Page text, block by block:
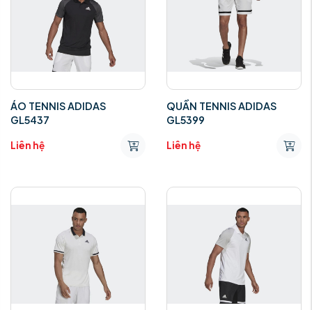
ÁO TENNIS ADIDAS
GL5437
Liên hệ
QUẦN TENNIS ADIDAS
GL5399
Liên hệ